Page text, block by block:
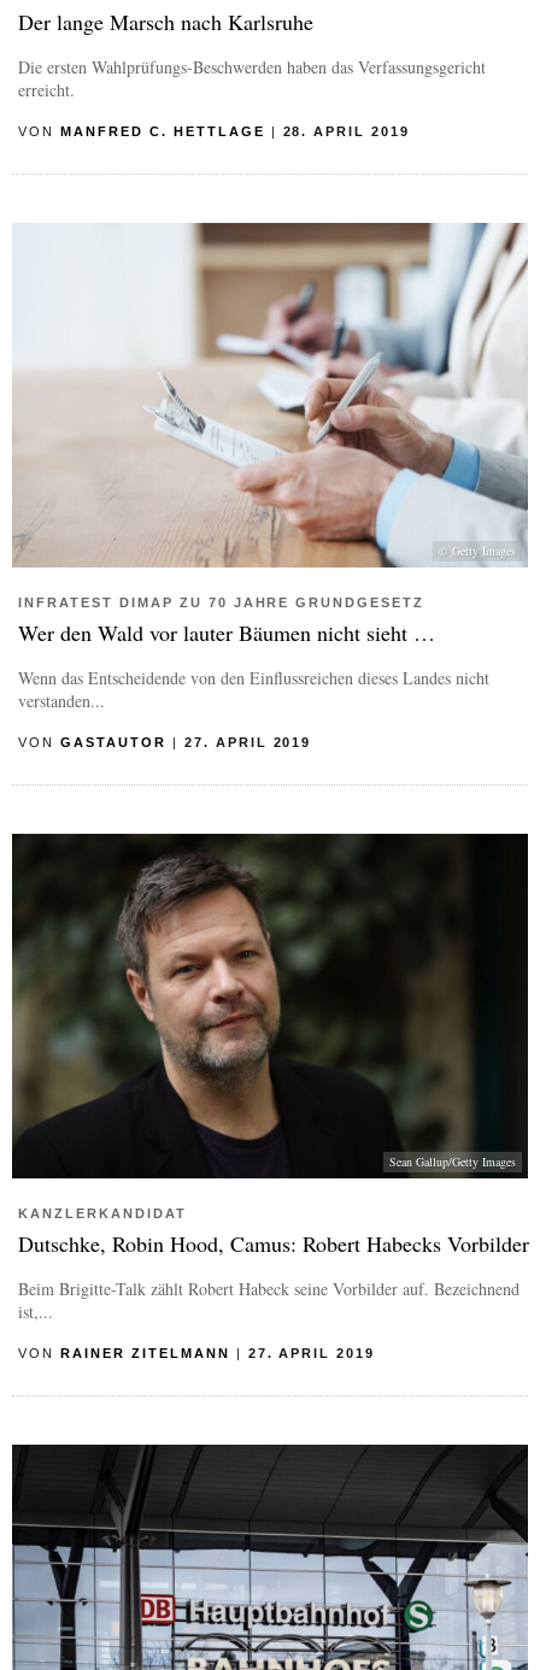
Der lange Marsch nach Karlsruhe
Die ersten Wahlprüfungs-Beschwerden haben das Verfassungsgericht
erreicht.
VON MANFRED C. HETTLAGE | 28. APRIL 2019
© Getty Images
INFRATEST DIMAP ZU 70 JAHRE GRUNDGESETZ
Wer den Wald vor lauter Bäumen nicht sieht …
Wenn das Entscheidende von den Einflussreichen dieses Landes nicht
verstanden...
VON GASTAUTOR | 27. APRIL 2019
Sean Gallup/Getty Images
KANZLERKANDIDAT
Dutschke, Robin Hood, Camus: Robert Habecks Vorbilder
Beim Brigitte-Talk zählt Robert Habeck seine Vorbilder auf. Bezeichnend
ist,...
VON RAINER ZITELMANN | 27. APRIL 2019